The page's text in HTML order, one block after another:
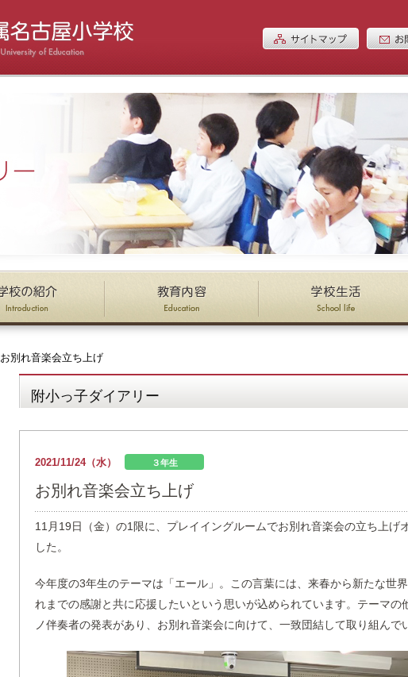
お別れ音楽会立ち上げ
附小っ子ダイアリー
2021/11/24（水） ３年生
お別れ音楽会立ち上げ
11月19日（金）の1限に、プレイイングルームでお別れ音楽会の立ち上げ
した。
今年度の3年生のテーマは「エール」。この言葉には、来春から新たな世
れまでの感謝と共に応援したいという思いが込められています。テーマの
ノ伴奏者の発表があり、お別れ音楽会に向けて、一致団結して取り組んで